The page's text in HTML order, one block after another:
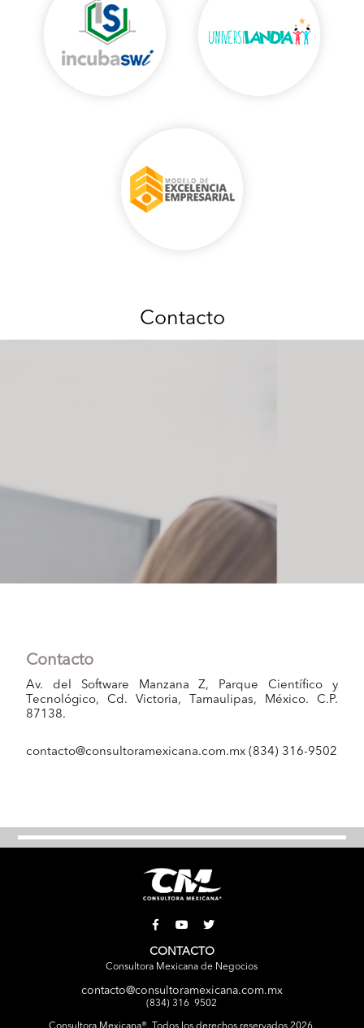
Aula Aula
Aula
Contacto
Contacto
Av. del Software Manzana Z, Parque Científico y
Tecnológico, Cd. Victoria, Tamaulipas, México. C.P.
87138.
contacto@consultoramexicana.com.mx (834) 316-9502
CONTACTO
Consultora Mexicana de Negocios
contacto@consultoramexicana.com.mx
(834)316 9502